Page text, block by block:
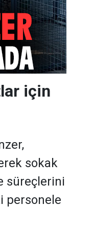
için
sokak
süreçlerini
personele